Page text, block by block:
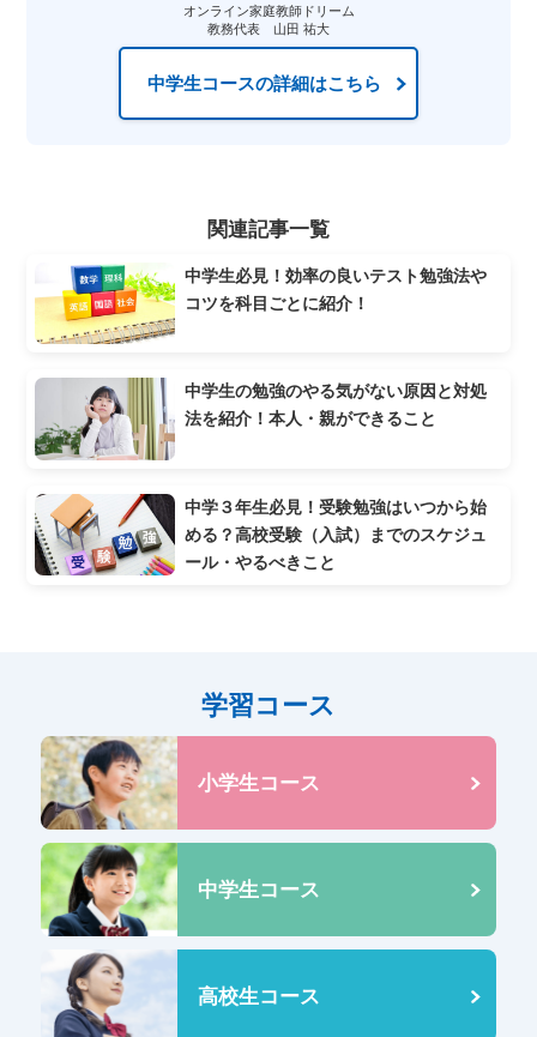
オンライン家庭教師ドリーム
教務代表 山田 祐大
中学生コースの詳細はこちら
関連記事一覧
中学生必見！効率の良いテスト勉強法や
コツを科目ごとに紹介！
中学生の勉強のやる気がない原因と対処
法を紹介！本人・親ができること
中学３年生必見！受験勉強はいつから始
める？高校受験（入試）までのスケジュ
ール・やるべきこと
学習コース
小学生コース
中学生コース
高校生コース